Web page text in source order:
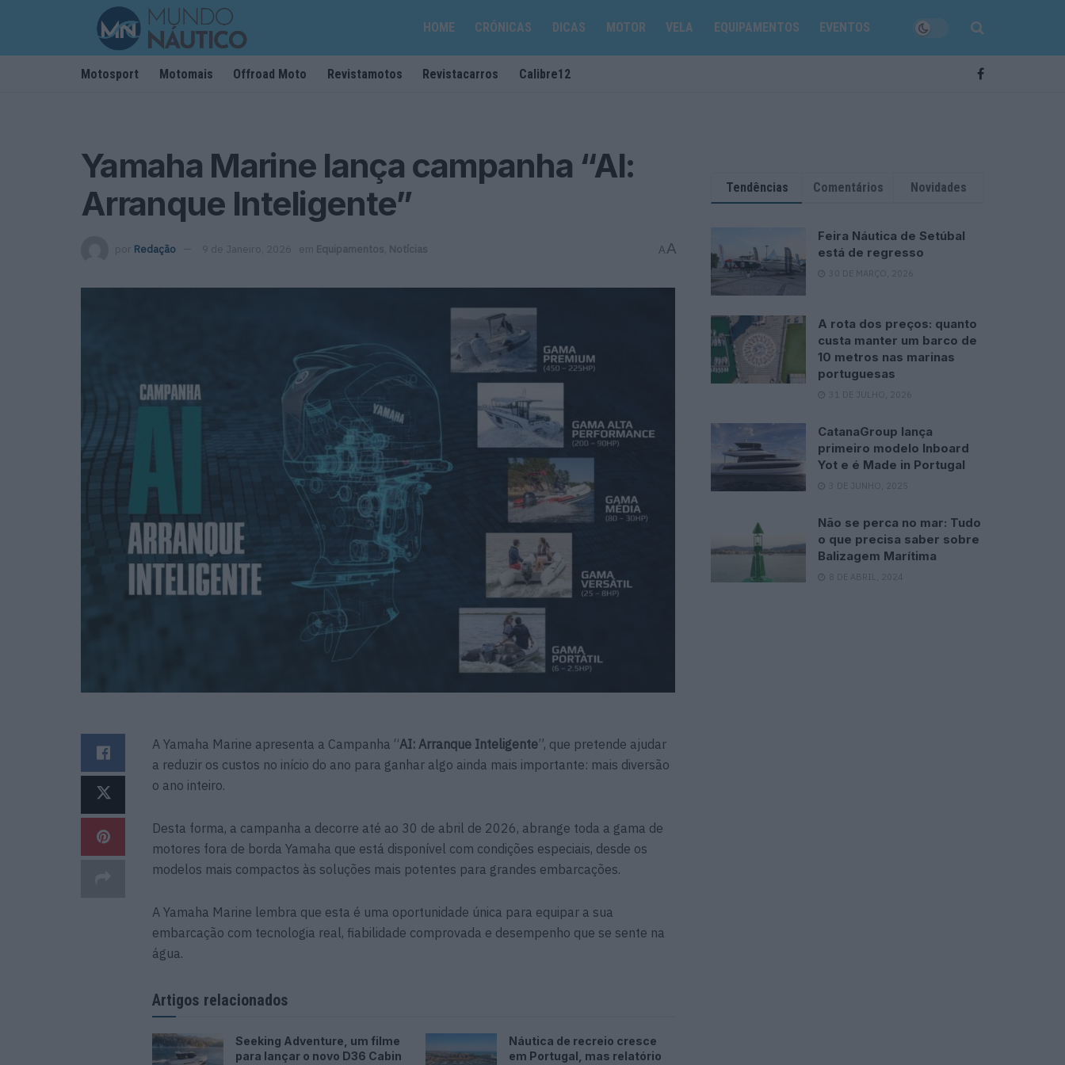
HOME CRÓNICAS DICAS MOTOR VELA EQUIPAMENTOS EVENTOS
Motosport Motomais Offroad Moto Revistamotos Revistacarros Calibre12
Yamaha Marine lança campanha “AI:
Arranque Inteligente”
por Redação 9 de Janeiro, 2026 em Equipamentos Notícias AA
A Yamaha Marine apresenta a Campanha “AI: Arranque Inteligente”, que pretende ajudar
a reduzir os custos no início do ano para ganhar algo ainda mais importante: mais diversão
o ano inteiro.
Desta forma, a campanha a decorre até ao 30 de abril de 2026, abrange toda a gama de
motores fora de borda Yamaha que está disponível com condições especiais, desde os
modelos mais compactos às soluções mais potentes para grandes embarcações.
A Yamaha Marine lembra que esta é uma oportunidade única para equipar a sua
embarcação com tecnologia real, fiabilidade comprovada e desempenho que se sente na
água.
Artigos relacionados
Seeking Adventure, um filme
para lançar o novo D36 Cabin
Náutica de recreio cresce
em Portugal, mas relatório
Tendências Comentários Novidades
Feira Náutica de Setúbal
está de regresso
30 DE MARÇO, 2026
A rota dos preços: quanto
custa manter um barco de
10 metros nas marinas
portuguesas
31 DE JULHO, 2026
CatanaGroup lança
primeiro modelo Inboard
Yot e é Made in Portugal
3 DE JUNHO, 2025
Não se perca no mar: Tudo
o que precisa saber sobre
Balizagem Marítima
8 DE ABRIL, 2024